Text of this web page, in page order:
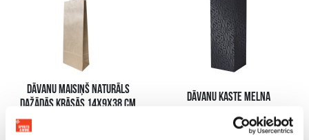
DĀVANU MAISIŅŠ NATURĀLS
DAŽĀDĀS KRĀSĀS 14X9X38 CM
DĀVANU KASTE MELNA